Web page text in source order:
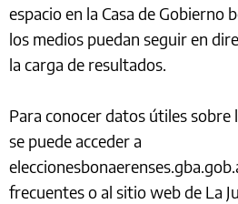
espacio en la Casa de Gobierno
los medios puedan seguir en
la carga de resultados.
Para conocer datos útiles sobre
se puede acceder a
frecuentes o al sitio web de La